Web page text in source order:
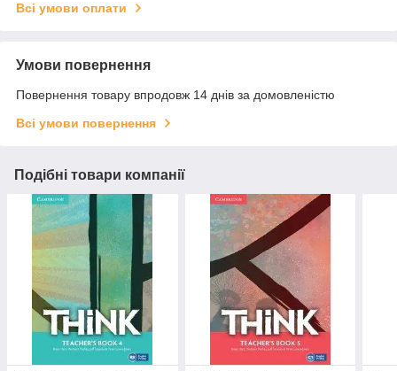
Всі умови оплати
Умови повернення
Повернення товару впродовж 14 днів за домовленістю
Всі умови повернення
Подібні товари компанії